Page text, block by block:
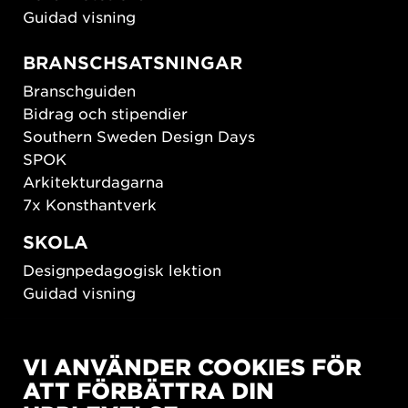
Guidad visning
BRANSCHSATSNINGAR
Branschguiden
Bidrag och stipendier
Southern Sweden Design Days
SPOK
Arkitekturdagarna
7x Konsthantverk
SKOLA
Designpedagogisk lektion
Guidad visning
New European Bauhaus
SUSTAINORDIC
VI ANVÄNDER COOKIES FÖR
ATT FÖRBÄTTRA DIN